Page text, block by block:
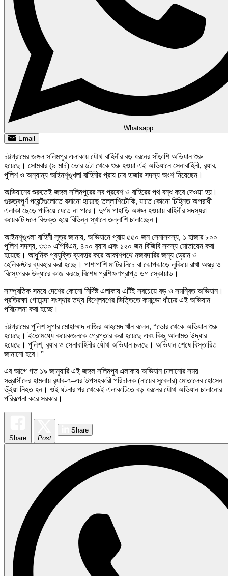
Whatsapp
Email
চট্টগ্রামের জঙ্গল সলিমপুর এলাকায় যৌথ বাহিনীর বড় ধরনের সাঁড়াশি অভিযান শুরু
হয়েছে। সোমবার (৯ মার্চ) ভোর ৬টা থেকে শুরু হওয়া এই অভিযানে সেনাবাহিনী, র‍্যাব,
পুলিশ ও অন্যান্য আইনশৃঙ্খলা বাহিনীর প্রায় চার হাজার সদস্য অংশ নিয়েছেন।
অভিযানের শুরুতেই জঙ্গল সলিমপুরের সব প্রবেশ ও বাহিরের পথ বন্ধ করে দেওয়া হয়।
গুরুত্বপূর্ণ পয়েন্টগুলোতে বসানো হয়েছে তল্লাশিচৌকি, যাতে কোনো চিহ্নিত অপরাধী
এলাকা ছেড়ে পালিয়ে যেতে না পারে। দুর্গম পাহাড়ি অঞ্চল হওয়ায় বাহিনীর সদস্যরা
কয়েকটি দলে বিভক্ত হয়ে বিভিন্ন স্থানে তল্লাশি চালাচ্ছেন।
আইনশৃঙ্খলা বাহিনী সূত্র জানায়, অভিযানে প্রায় ৫৫০ জন সেনাসদস্য, ১ হাজার ৮০০
পুলিশ সদস্য, ৩৩০ এপিবিএন, ৪০০ র‍্যাব এবং ১২০ জন বিজিবি সদস্য মোতায়েন করা
হয়েছে। আধুনিক প্রযুক্তি ব্যবহার করে আকাশপথে নজরদারির জন্য ড্রোন ও
হেলিকপ্টার ব্যবহার করা হচ্ছে। পাশাপাশি মাটির নিচে বা ঝোপঝাড়ে লুকিয়ে রাখা অস্ত্র ও
বিস্ফোরক উদ্ধারে কাজ করছে বিশেষ প্রশিক্ষণপ্রাপ্ত ডগ স্কোয়াড।
সাম্প্রতিক সময়ে দেশের কোনো নির্দিষ্ট এলাকায় এটিই সবচেয়ে বড় ও সমন্বিত অভিযান।
প্রতিরক্ষা গোয়েন্দা সংস্থার তথ্য বিশ্লেষণের ভিত্তিতে কমান্ডো ধাঁচের এই অভিযান
পরিচালনা করা হচ্ছে।
চট্টগ্রামের পুলিশ সুপার মোহাম্মাদ নাজির আহমেদ খাঁন বলেন, “ভোর থেকে অভিযান শুরু
হয়েছে। ইতোমধ্যে কয়েকজনকে গ্রেপ্তার করা হয়েছে এবং কিছু আলামত উদ্ধার
হয়েছে। পুলিশ, র‍্যাব ও সেনাবাহিনীর যৌথ অভিযান চলছে। অভিযান শেষে বিস্তারিত
জানানো হবে।”
এর আগে গত ১৯ জানুয়ারি এই জঙ্গল সলিমপুর এলাকায় অভিযান চালানোর সময়
সন্ত্রাসীদের হামলায় র‍্যাব-৭–এর উপসহকারী পরিচালক (নায়েব সুবেদার) মোতালেব হোসেন
ভূঁইয়া নিহত হন। ওই ঘটনার পর থেকেই এলাকাটিতে বড় ধরনের যৌথ অভিযান চালানোর
পরিকল্পনা করে সরকার।
Share Post
Share